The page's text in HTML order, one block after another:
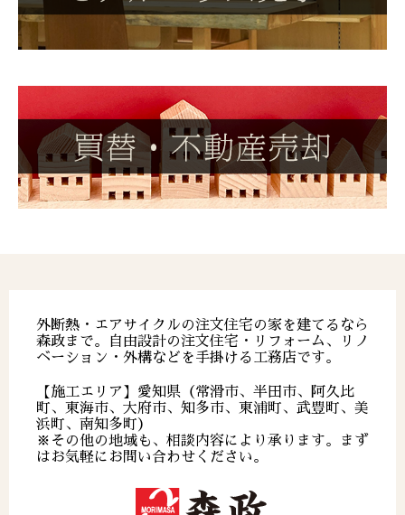
外断熱・エアサイクルの注文住宅の家を建てるなら
森政まで。自由設計の注文住宅・リフォーム、リノ
ベーション・外構などを手掛ける工務店です。
【施工エリア】愛知県（常滑市、半田市、阿久比
町、東海市、大府市、知多市、東浦町、武豊町、美
浜町、南知多町）
※その他の地域も、相談内容により承ります。まず
はお気軽にお問い合わせください。